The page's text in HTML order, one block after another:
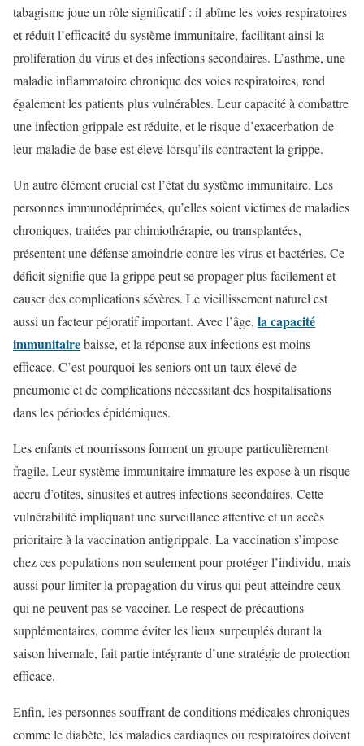
tabagisme joue un rôle significatif : il abîme les voies respiratoires
et réduit l’efficacité du système immunitaire, facilitant ainsi la
prolifération du virus et des infections secondaires. L’asthme, une
maladie inflammatoire chronique des voies respiratoires, rend
également les patients plus vulnérables. Leur capacité à combattre
une infection grippale est réduite, et le risque d’exacerbation de
leur maladie de base est élevé lorsqu’ils contractent la grippe.
Un autre élément crucial est l’état du système immunitaire. Les
personnes immunodéprimées, qu’elles soient victimes de maladies
chroniques, traitées par chimiothérapie, ou transplantées,
présentent une défense amoindrie contre les virus et bactéries. Ce
déficit signifie que la grippe peut se propager plus facilement et
causer des complications sévères. Le vieillissement naturel est
aussi un facteur péjoratif important. Avec l’âge, la capacité
immunitairebaisse, et la réponse aux infections est moins
efficace. C’est pourquoi les seniors ont un taux élevé de
pneumonie et de complications nécessitant des hospitalisations
dans les périodes épidémiques.
Les enfants et nourrissons forment un groupe particulièrement
fragile. Leur système immunitaire immature les expose à un risque
accru d’otites, sinusites et autres infections secondaires. Cette
vulnérabilité impliquant une surveillance attentive et un accès
prioritaire à la vaccination antigrippale. La vaccination s’impose
chez ces populations non seulement pour protéger l’individu, mais
aussi pour limiter la propagation du virus qui peut atteindre ceux
qui ne peuvent pas se vacciner. Le respect de précautions
supplémentaires, comme éviter les lieux surpeuplés durant la
saison hivernale, fait partie intégrante d’une stratégie de protection
efficace.
Enfin, les personnes souffrant de conditions médicales chroniques
comme le diabète, les maladies cardiaques ou respiratoires doivent